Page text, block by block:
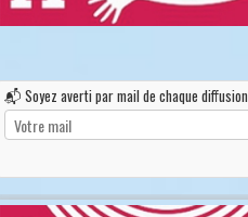
📬 Soyez averti par mail de chaque diffusion